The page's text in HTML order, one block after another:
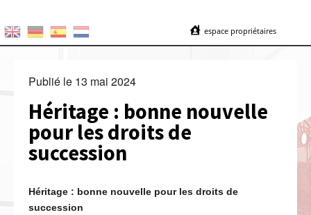
espace propriétaires
Publié le 13 mai 2024
Héritage : bonne nouvelle
pour les droits de
succession
Héritage : bonne nouvelle pour les droits de
succession